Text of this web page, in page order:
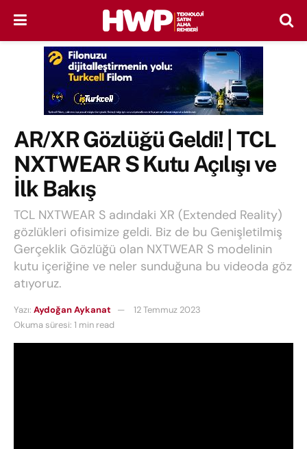
AR/XR Gözlüğü Geldi! | TCL
NXTWEAR S Kutu Açılışı ve
İlk Bakış
TCL NXTWEAR S adındaki XR (Extended Reality)
gözlükleri ofisimize geldi. Biz de bu Genişletilmiş
Gerçeklik Gözlüğü olan NXTWEAR S modelinin
kutu içeriğine ve neler sunduğuna bu videoda göz
atıyoruz.
Yazı: Aydoğan Aykanat
12 Temmuz 2023
Okuma süresi: 1 min read